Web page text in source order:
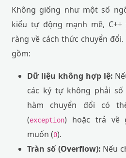
Không giống như một số
kiểu tự động mạnh mẽ,
ràng về cách thức chuyển
gồm:
Dữ liệu không hợp lệ:
các ký tự không phải số
hàm chuyển đổi có
(exception) hoặc trả về
muốn (0).
Tràn số (Overflow): Nếu